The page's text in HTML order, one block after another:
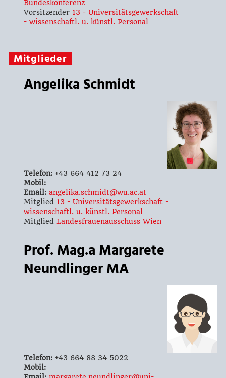
Bundeskonferenz
Vorsitzender 13 - Universitätsgewerkschaft
- wissenschaftl. u. künstl. Personal
Mitglieder
Angelika Schmidt
Telefon:+43 664 412 73 24
Mobil:
Email: angelika.schmidt@wu.ac.at
Mitglied 13 - Universitätsgewerkschaft -
wissenschaftl. u. künstl. Personal
Mitglied Landesfrauenausschuss Wien
Prof. Mag.a Margarete
Neundlinger MA
Telefon:+43 664 88 34 5022
Mobil: